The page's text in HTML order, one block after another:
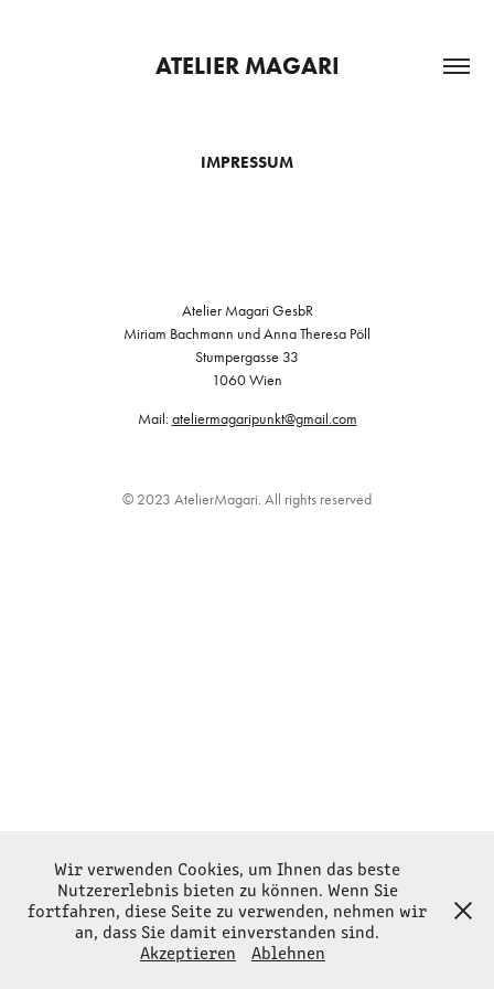
ATELIER MAGARI
IMPRESSUM
Atelier Magari GesbR
Miriam Bachmann und Anna Theresa Pöll
Stumpergasse 33
1060 Wien
Mail:ateliermagaripunkt@gmail.com
© 2023 AtelierMagari. All rights reserved
Wir verwenden Cookies, um Ihnen das beste
Nutzererlebnis bieten zu können. Wenn Sie
fortfahren, diese Seite zu verwenden, nehmen wir
an, dass Sie damit einverstanden sind.
Akzeptieren
Ablehnen